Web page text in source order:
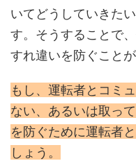
いてどうしていきた
す。そうすることで
すれ違いを防ぐことが
もし、運転者とコミ
ない、あるいは取っ
を防ぐために運転者
しょう。